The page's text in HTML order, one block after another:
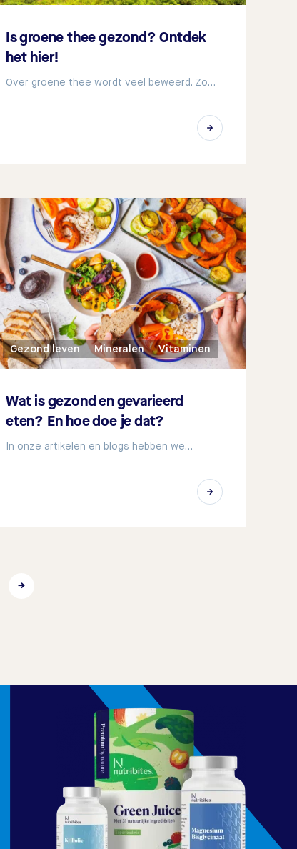
Is groene thee gezond? Ontdek
het hier!
Over groene thee wordt veel beweerd. Zo…
Gezond leven Mineralen Vitaminen
Wat is gezond en gevarieerd
eten? En hoe doe je dat?
In onze artikelen en blogs hebben we…
→